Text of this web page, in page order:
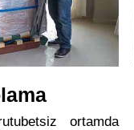
ortamda